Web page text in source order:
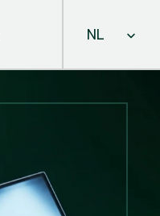
Select
NL